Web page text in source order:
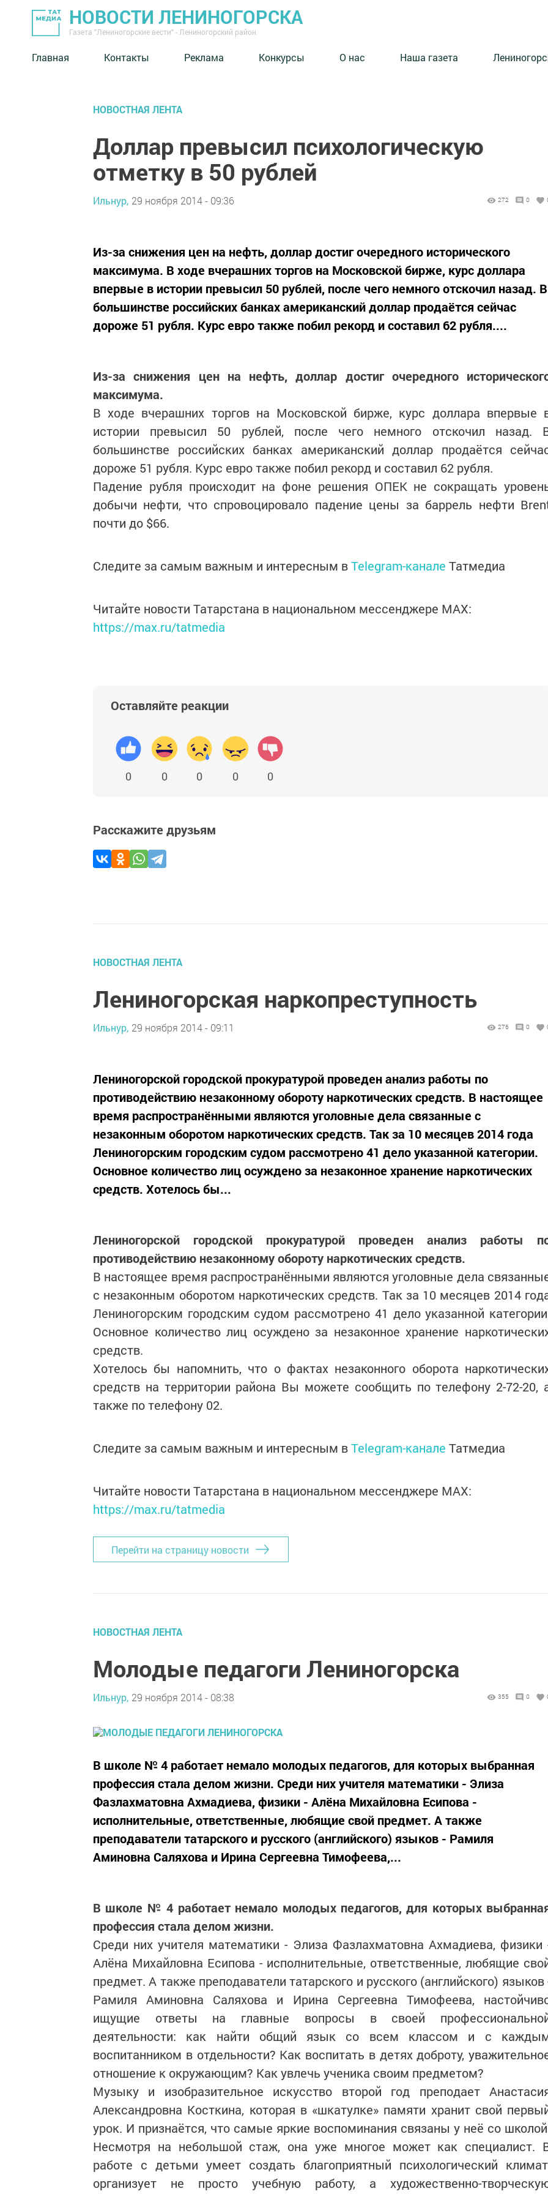
НОВОСТИ ЛЕНИНОГОРСКА
Газета "Лениногорские вести" - Лениногорский район
Главная Контакты Реклама Конкурсы О нас Наша газета
НОВОСТНАЯ ЛЕНТА
Доллар превысил психологическую
отметку в 50 рублей
Ильнур, 29 ноября 2014 - 09:36 272 0
Из-за снижения цен на нефть, доллар достиг очередного исторического
максимума. В ходе вчерашних торгов на Московской бирже, курс доллара
впервые в истории превысил 50 рублей, после чего немного отскочил назад. В
большинстве российских банках американский доллар продаётся сейчас
дороже 51 рубля. Курс евро также побил рекорд и составил 62 рубля....
Из-за снижения цен на нефть, доллар достиг очередного
максимума.
В ходе вчерашних торгов на Московской бирже, курс доллара впервые
истории превысил 50 рублей, после чего немного отскочил назад.
большинстве российских банках американский доллар продаётся
дороже 51 рубля. Курс евро также побил рекорд и составил 62 рубля.
Падение рубля происходит на фоне решения ОПЕК не сокращать
добычи нефти, что спровоцировало падение цены за баррель нефти
почти до $66.
Следите за самым важным и интересным вTelegram-канале Татмедиа
Читайте новости Татарстана в национальном мессенджере MАХ:
https://max.ru/tatmedia
Оставляйте реакции
0 0 0 0 0
Расскажите друзьям
НОВОСТНАЯ ЛЕНТА
Лениногорская наркопреступность
Ильнур, 29 ноября 2014 - 09:11 276 0
Лениногорской городской прокуратурой проведен анализ работы по
противодействию незаконному обороту наркотических средств. В настоящее
время распространёнными являются уголовные дела связанные с
незаконным оборотом наркотических средств. Так за 10 месяцев 2014 года
Лениногорским городским судом рассмотрено 41 дело указанной категории.
Основное количество лиц осуждено за незаконное хранение наркотических
средств. Хотелось бы...
Лениногорской городской прокуратурой проведен анализ работы
противодействию незаконному обороту наркотических средств.
В настоящее время распространёнными являются уголовные дела
с незаконным оборотом наркотических средств. Так за 10 месяцев 2014
Лениногорским городским судом рассмотрено 41 дело указанной
Основное количество лиц осуждено за незаконное хранение
средств.
Хотелось бы напомнить, что о фактах незаконного оборота
средств на территории района Вы можете сообщить по телефону 2-72-20,
также по телефону 02.
Следите за самым важным и интересным вTelegram-канале Татмедиа
Читайте новости Татарстана в национальном мессенджере MАХ:
https://max.ru/tatmedia
Перейти на страницу новости
НОВОСТНАЯ ЛЕНТА
Молодые педагоги Лениногорска
Ильнур, 29 ноября 2014 - 08:38 355 0
В школе № 4 работает немало молодых педагогов, для которых выбранная
профессия стала делом жизни. Среди них учителя математики - Элиза
Фазлахматовна Ахмадиева, физики - Алёна Михайловна Есипова -
исполнительные, ответственные, любящие свой предмет. А также
преподаватели татарского и русского (английского) языков - Рамиля
Аминовна Саляхова и Ирина Сергеевна Тимофеева,...
В школе № 4 работает немало молодых педагогов, для которых
профессия стала делом жизни.
Среди них учителя математики - Элиза Фазлахматовна Ахмадиева, физики
Алёна Михайловна Есипова - исполнительные, ответственные, любящие
предмет. А также преподаватели татарского и русского (английского) языков
Рамиля Аминовна Саляхова и Ирина Сергеевна Тимофеева,
ищущие ответы на главные вопросы в своей
деятельности: как найти общий язык со всем классом и с
воспитанником в отдельности? Как воспитать в детях доброту,
отношение к окружающим? Как увлечь ученика своим предметом?
Музыку и изобразительное искусство второй год преподает
Александровна Косткина, которая в «шкатулке» памяти хранит свой
урок. И признаётся, что самые яркие воспоминания связаны у неё со
Несмотря на небольшой стаж, она уже многое может как специалист.
работе с детьми умеет создать благоприятный психологический
организует не просто учебную работу, а художественно-